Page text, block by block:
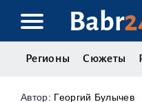
Babr
Регионы Сюжеты
Георгий Булычев